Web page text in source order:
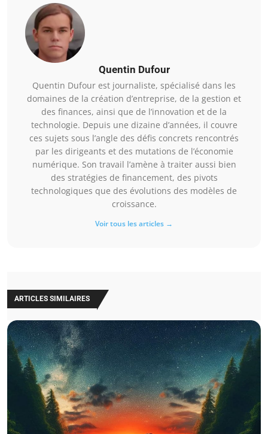
Quentin Dufour
Quentin Dufour est journaliste, spécialisé dans les
domaines de la création d’entreprise, de la gestion et
des finances, ainsi que de l’innovation et de la
technologie. Depuis une dizaine d’années, il couvre
ces sujets sous l’angle des défis concrets rencontrés
par les dirigeants et des mutations de l’économie
numérique. Son travail l’amène à traiter aussi bien
des stratégies de financement, des pivots
technologiques que des évolutions des modèles de
croissance.
Voir tous les articles →
ARTICLES SIMILAIRES